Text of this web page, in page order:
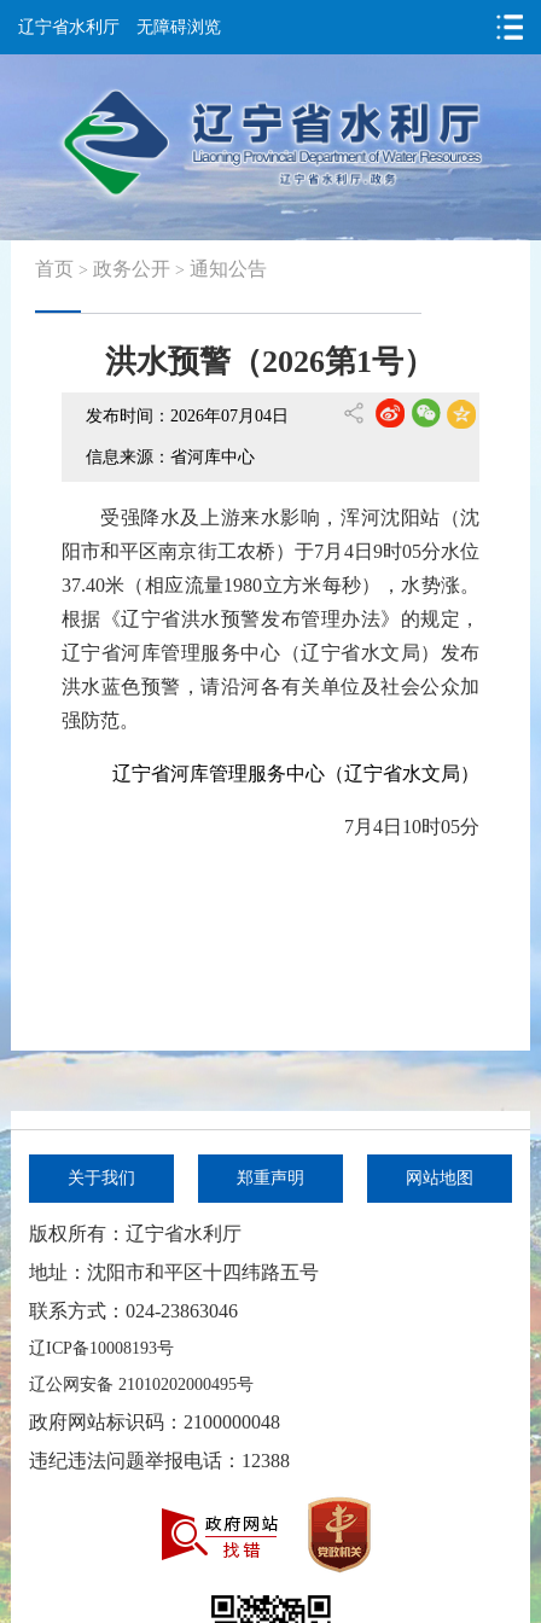
辽宁省水利厅 无障碍浏览
首页 > 政务公开 > 通知公告
洪水预警（2026第1号）
发布时间：2026年07月04日
信息来源：省河库中心
受强降水及上游来水影响， 浑河沈阳站（沈
阳市和平区南京街工农桥）于7月 4日 9时05分水位
37.40米（相应流量1980立方米每秒） ， 水势涨。
根据《辽宁省洪水预警发布管理办法》的规定，
辽宁省河库管理服务中心（辽宁省水文局）发布
洪水蓝色预警，请沿河各有关单位及社会公众加
强防范。
辽宁省河库管理服务中心（辽宁省水文局）
7月4日 10时05分
关于我们 郑重声明 网站地图
版权所有：辽宁省水利厅
地址：沈阳市和平区十四纬路五号
联系方式：024-23863046
辽ICP备10008193号
辽公网安备 21010202000495号
政府网站标识码：2100000048
违纪违法问题举报电话：12388